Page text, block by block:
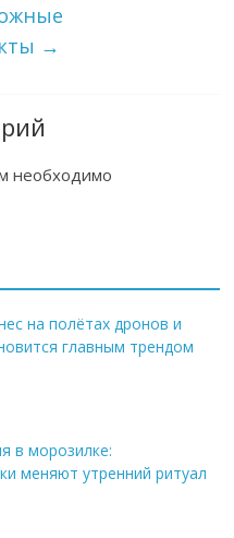
→
необходимо
на полётах дронов и
главным трендом
в морозилке:
меняют утренний ритуал